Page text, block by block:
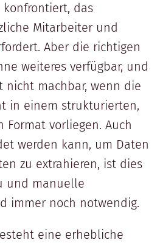
das
Mitarbeiter und
Aber die richtigen
weiteres verfügbar, und
nicht machbar, wenn die
in einem strukturierten,
Format vorliegen. Auch
werden kann, um Daten
zu extrahieren, ist dies
und manuelle
immer noch notwendig.
eine erhebliche